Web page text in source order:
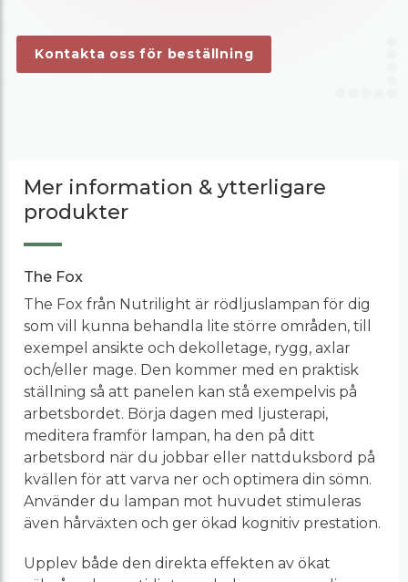
Kontakta oss för beställning
Mer information & ytterligare
produkter
The Fox
The Fox från Nutrilight är rödljuslampan för dig
som vill kunna behandla lite större områden, till
exempel ansikte och dekolletage, rygg, axlar
och/eller mage. Den kommer med en praktisk
ställning så att panelen kan stå exempelvis på
arbetsbordet. Börja dagen med ljusterapi,
meditera framför lampan, ha den på ditt
arbetsbord när du jobbar eller nattduksbord på
kvällen för att varva ner och optimera din sömn.
Använder du lampan mot huvudet stimuleras
även hårväxten och ger ökad kognitiv prestation.
Upplev både den direkta effekten av ökat